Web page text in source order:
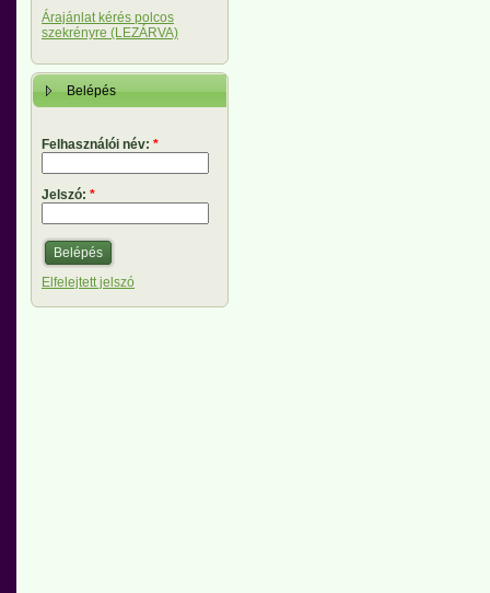
Árajánlat kérés polcos
szekrényre (LEZÁRVA)
Belépés
Felhasználói név: *
Jelszó: *
Elfelejtett jelszó